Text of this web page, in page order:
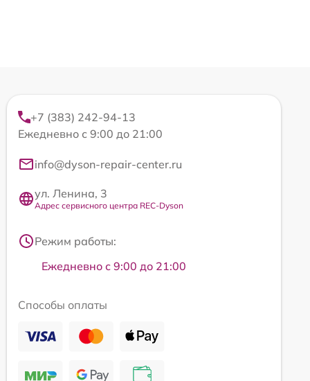
+7 (383) 242-94-13
Ежедневно с 9:00 до 21:00
info@dyson-repair-center.ru
ул. Ленина, 3
Адрес сервисного центра REC-Dyson
Режим работы:
Ежедневно с 9:00 до 21:00
Способы оплаты